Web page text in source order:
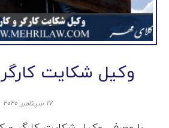
وکیل شکایت کارگر
۱۷ سپتامبر ۲۰۲۰